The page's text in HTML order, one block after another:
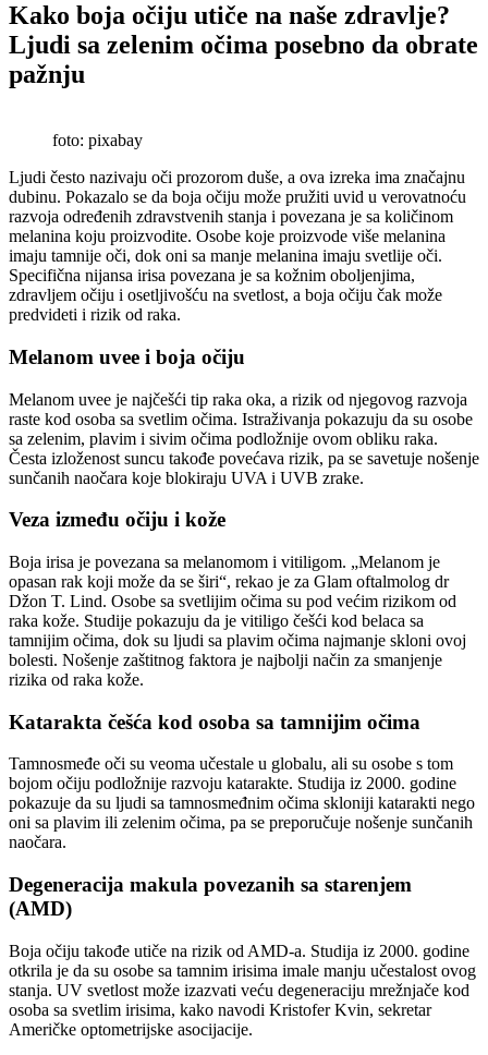
Kako boja očiju utiče na naše zdravlje?
Ljudi sa zelenim očima posebno da obrate
pažnju
foto: pixabay
Ljudi često nazivaju oči prozorom duše, a ova izreka ima značajnu
dubinu. Pokazalo se da boja očiju može pružiti uvid u verovatnoću
razvoja određenih zdravstvenih stanja i povezana je sa količinom
melanina koju proizvodite. Osobe koje proizvode više melanina
imaju tamnije oči, dok oni sa manje melanina imaju svetlije oči.
Specifična nijansa irisa povezana je sa kožnim oboljenjima,
zdravljem očiju i osetljivošću na svetlost, a boja očiju čak može
predvideti i rizik od raka.
Melanom uvee i boja očiju
Melanom uvee je najčešći tip raka oka, a rizik od njegovog razvoja
raste kod osoba sa svetlim očima. Istraživanja pokazuju da su osobe
sa zelenim, plavim i sivim očima podložnije ovom obliku raka.
Česta izloženost suncu takođe povećava rizik, pa se savetuje nošenje
sunčanih naočara koje blokiraju UVA i UVB zrake.
Veza između očiju i kože
Boja irisa je povezana sa melanomom i vitiligom. „Melanom je
opasan rak koji može da se širi“, rekao je za Glam oftalmolog dr
Džon T. Lind. Osobe sa svetlijim očima su pod većim rizikom od
raka kože. Studije pokazuju da je vitiligo češći kod belaca sa
tamnijim očima, dok su ljudi sa plavim očima najmanje skloni ovoj
bolesti. Nošenje zaštitnog faktora je najbolji način za smanjenje
rizika od raka kože.
Katarakta češća kod osoba sa tamnijim očima
Tamnosmeđe oči su veoma učestale u globalu, ali su osobe s tom
bojom očiju podložnije razvoju katarakte. Studija iz 2000. godine
pokazuje da su ljudi sa tamnosmeđnim očima skloniji katarakti nego
oni sa plavim ili zelenim očima, pa se preporučuje nošenje sunčanih
naočara.
Degeneracija makula povezanih sa starenjem
(AMD)
Boja očiju takođe utiče na rizik od AMD-a. Studija iz 2000. godine
otkrila je da su osobe sa tamnim irisima imale manju učestalost ovog
stanja. UV svetlost može izazvati veću degeneraciju mrežnjače kod
osoba sa svetlim irisima, kako navodi Kristofer Kvin, sekretar
Američke optometrijske asocijacije.